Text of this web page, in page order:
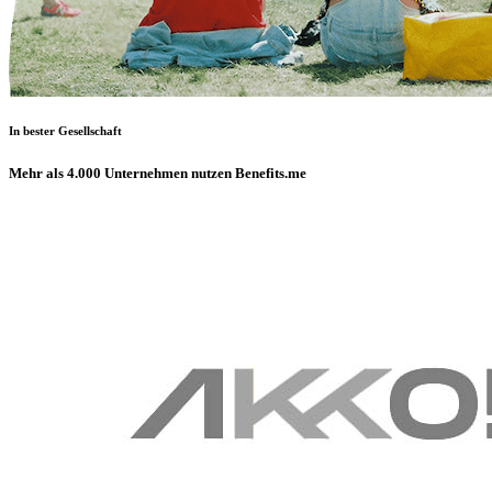
In bester Gesellschaft
Mehr als 4.000 Unternehmen nutzen Benefits.me